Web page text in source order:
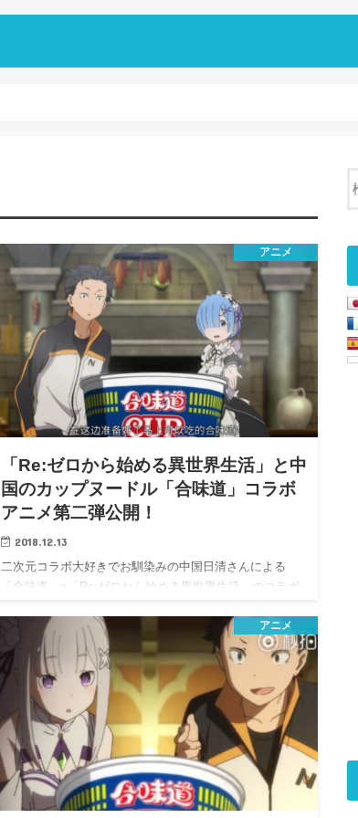
アニメ
「Re:ゼロから始める異世界生活」と中
国のカップヌードル「合味道」コラボ
アニメ第二弾公開！
2018.12.13
二次元コラボ大好きでお馴染みの中国日清さんによる
「合味道」×「Re:ゼロから始める異世界生活」のコラボ
アニメ